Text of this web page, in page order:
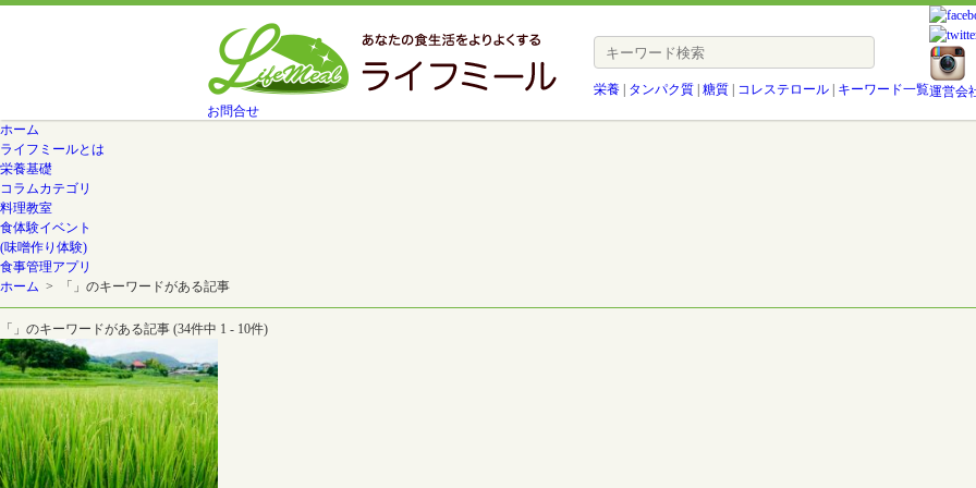
栄養| タンパク質| 糖質| コレステロール| キーワード一覧運営会
お問合せ
ホーム
ライフミールとは
栄養基礎
コラムカテゴリ
料理教室
食体験イベント
(味噌作り体験)
食事管理アプリ
ホーム > 「」のキーワードがある記事
「」のキーワードがある記事 (34件中 1 - 10件)